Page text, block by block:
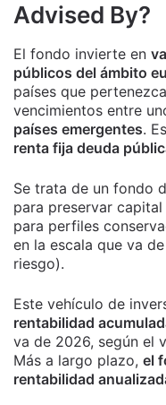
Advised By?
El fondo invierte en
públicos del ámbito
países que
vencimientos entre
países emergentes.
renta fija deuda
Se trata de un fondo
para preservar
para perfiles
en la escala que va
riesgo).
Este vehículo de
rentabilidad
va de 2026, según el
Más a largo plazo, el
rentabilidad